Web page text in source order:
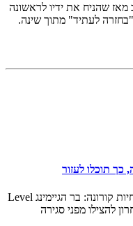
מאז שהניח את ידיו לראשונה
לעתיד" מתוך שינה.
עוד קורבן פוטנציאלי של סגרים והנחיות קורונה: בר הגיימינג Level